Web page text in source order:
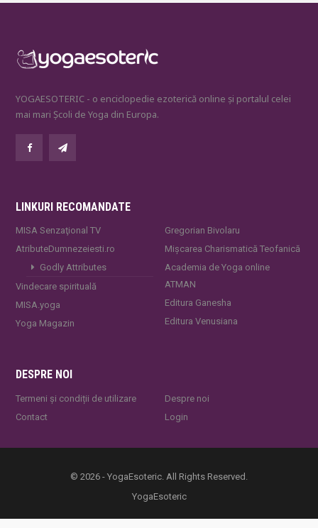
YOGAESOTERIC - o enciclopedie ezoterică online și portalul celei
mai mari Școli de Yoga din Europa.
LINKURI RECOMANDATE
MISA Senzaţional TV
AtributeDumnezeiesti.ro
Godly Attributes
Vindecare spirituală
MISA.yoga
Yoga Magazin
Gregorian Bivolaru
Mișcarea Charismatică Teofanică
Academia de Yoga online
ATMAN
Editura Ganesha
Editura Venusiana
DESPRE NOI
Termeni și condiții de utilizare
Contact
Despre noi
Login
© 2026 - YogaEsoteric. All Rights Reserved.
YogaEsoteric